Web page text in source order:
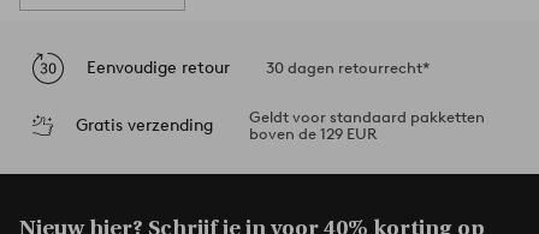
Eenvoudige retour 30 dagen retourrecht*
Gratis verzending
Geldt voor standaard pakketten
boven de 129 EUR